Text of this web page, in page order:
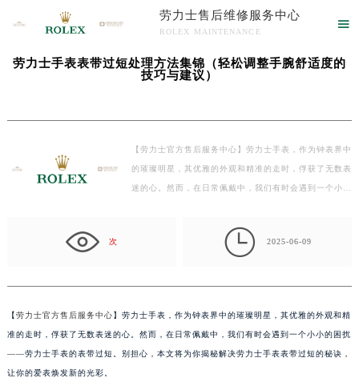
劳力士售后维修服务中心
ROLEX MAINTENANCE

劳力士售后维修服务中心 文章库> 劳力士手表表带过短处理方法集锦（轻
劳力士手表表带过短处理方法集锦（轻松调整手腕舒适度的
技巧与建议）
【劳力士官方售后服务中心】劳力士手表，作为钟表界中
的璀璨明星，其优雅的外观和精准的走时，俘获了无数表
迷的心。然而，在日常佩戴中，我们有时会遇到一个小小
次  2025-06-09
【劳力士官方售后服务中心】劳力士手表，作为钟表界中的璀璨明星，其优雅的外观和精
准的走时，俘获了无数表迷的心。然而，在日常佩戴中，我们有时会遇到一个小小的困扰
——劳力士手表的表带过短。别担心，本文将为你揭秘解决劳力士手表表带过短的秘诀，
让你的爱表焕发新的光彩。